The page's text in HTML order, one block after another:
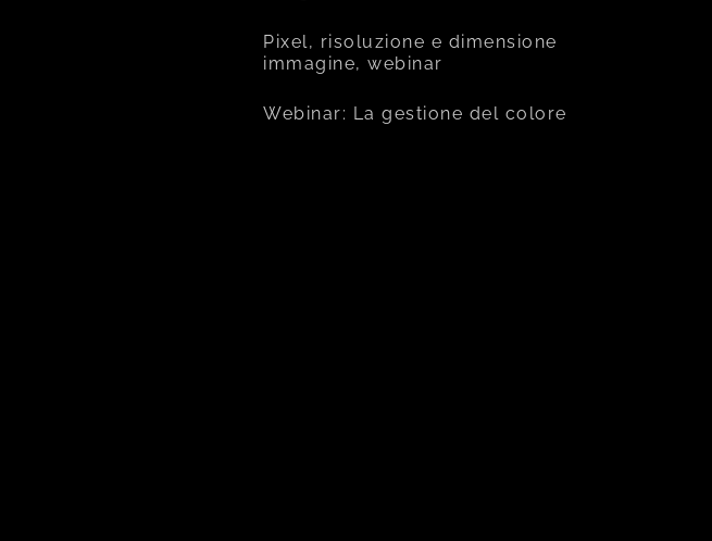
Pixel, risoluzione e dimensione
immagine, webinar
Webinar: La gestione del colore